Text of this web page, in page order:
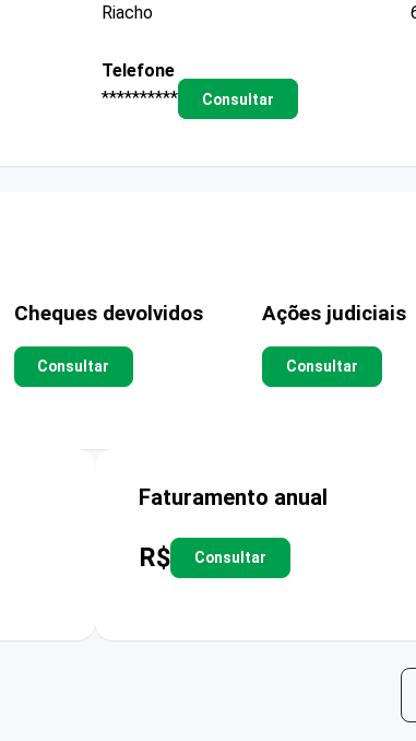
Riacho
Telefone
**********
Consultar
Cheques devolvidos
Consultar
Ações judiciais
Consultar
Faturamento anual
R$ Consultar